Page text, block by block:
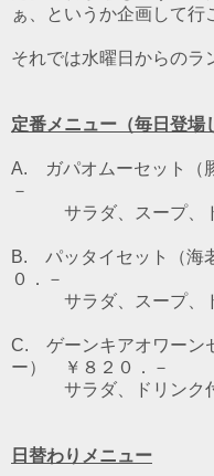
ぁ、というか企画して行
それでは水曜日からのラ
定番メニュー（毎日登場
A. ガパオムーセット（
－
サラダ、スープ、ド
B. パッタイセット（海
０．－
サラダ、スープ、ド
C. ゲーンキアオワーン
ー） ￥８２０．－
サラダ、ドリンク
日替わりメニュー